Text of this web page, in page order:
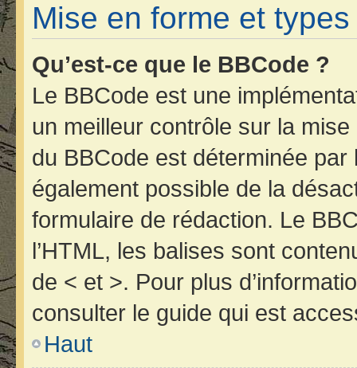
Mise en forme et
Qu’est-ce que le BBCode ?
Le BBCode est une
un meilleur contrôle sur la mise
du BBCode est déterminée par
également possible de la
formulaire de rédaction. Le
l’HTML, les balises sont
de < et >. Pour plus
consulter le guide qui est
Haut